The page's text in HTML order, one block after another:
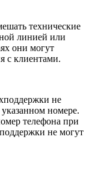
технические
линией или
они могут
с клиентами.
не
номере.
телефона при
не могут